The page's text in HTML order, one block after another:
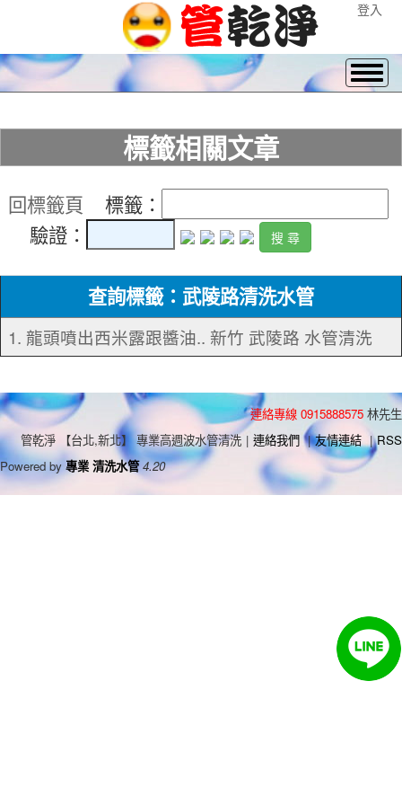
登入
標籤相關文章
回標籤頁 標籤：
驗證：
查詢標籤：武陵路清洗水管
1. 龍頭噴出西米露跟醬油.. 新竹 武陵路 水管清洗
連絡專線 0915888575 林先生
管乾淨 【台北,新北】 專業高週波水管清洗 | 連絡我們 | 友情連結 | RSS
Powered by 專業 清洗水管 4.20